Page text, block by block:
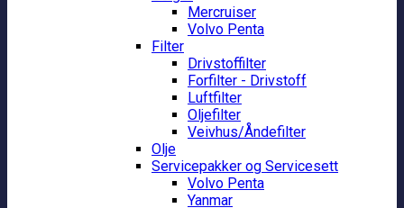
Mercruiser
Volvo Penta
Filter
Drivstoffilter
Forfilter - Drivstoff
Luftfilter
Oljefilter
Veivhus/Åndefilter
Olje
Servicepakker og Servicesett
Volvo Penta
Yanmar